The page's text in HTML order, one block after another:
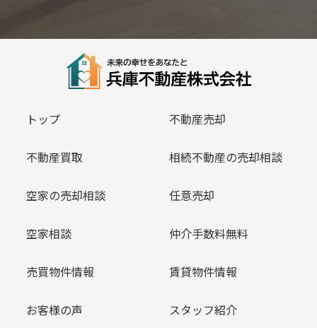
トップ 不動産売却
不動産買取 相続不動産の売却相談
空家の売却相談 任意売却
空家相談 仲介手数料無料
売買物件情報 賃貸物件情報
お客様の声 スタッフ紹介